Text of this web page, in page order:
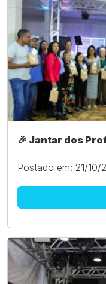
🎉 Jantar dos
Postado em: 21/10/